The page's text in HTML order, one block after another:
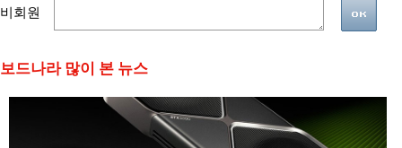
비회원
보드나라 많이 본 뉴스